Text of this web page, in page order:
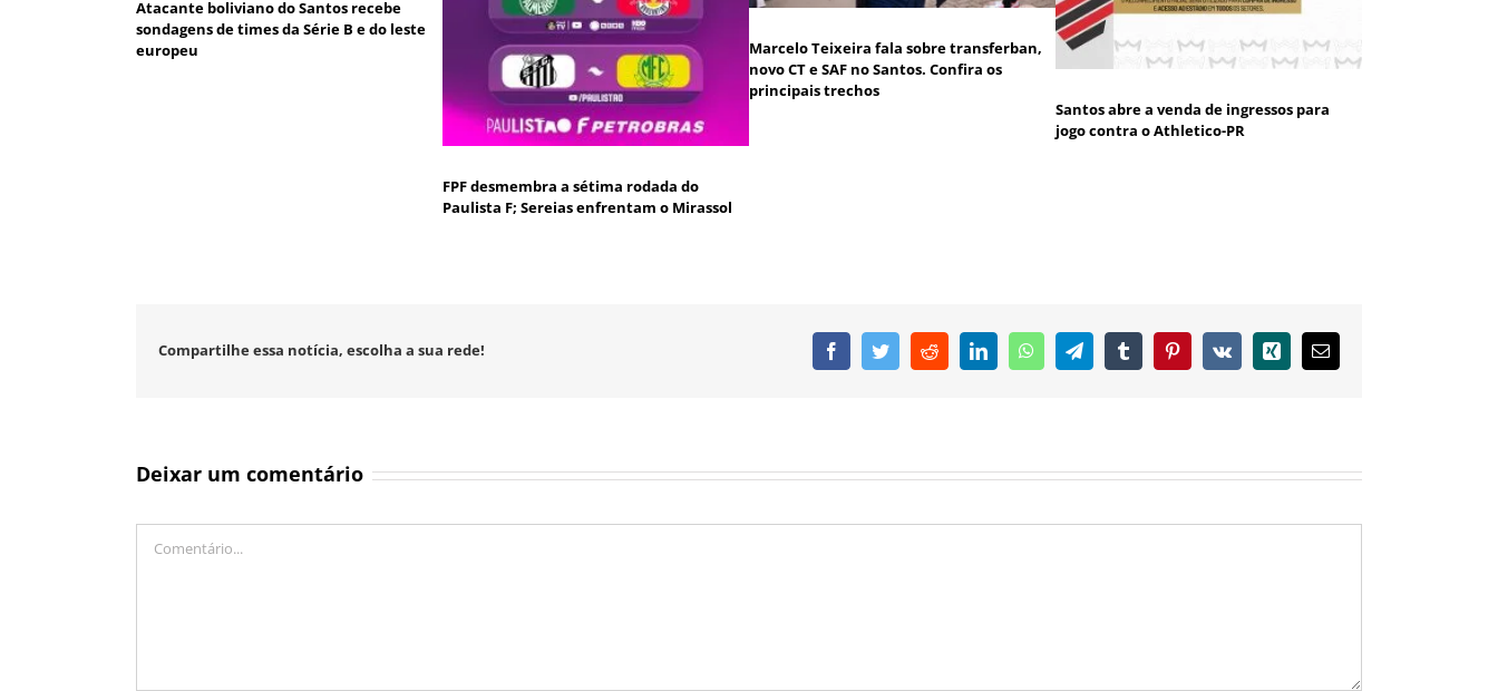
Atacante boliviano do Santos recebe
sondagens de times da Série B e do leste
europeu
FPF desmembra a sétima rodada do
Paulista F; Sereias enfrentam o Mirassol
Marcelo Teixeira fala sobre transferban,
novo CT e SAF no Santos. Confira os
principais trechos
Santos abre a venda de ingressos para
jogo contra o Athletico-PR
Compartilhe essa notícia, escolha a sua rede! FacebookTwitterRedditLinkedInWhatsAppTelegramTumblr PinterestVk Xing
E-
mail
Deixar um comentário
Comentário